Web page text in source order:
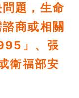
題，生命
商或相關
」、張
衛福部安